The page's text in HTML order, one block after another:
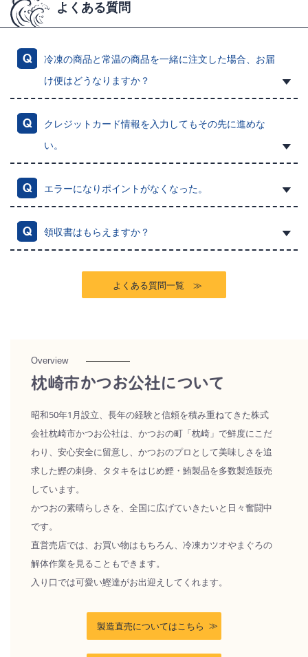
よくある質問
冷凍の商品と常温の商品を一緒に注文した場合、お届
け便はどうなりますか？
クレジットカード情報を入力してもその先に進めな
い。
エラーになりポイントがなくなった。
領収書はもらえますか？
よくある質問一覧 ≫
Overview
枕崎市かつお公社について
昭和50年1月設立、長年の経験と信頼を積み重ねてきた株式
会社枕崎市かつお公社は、かつおの町「枕崎」で鮮度にこだ
わり、安心安全に留意し、かつおのプロとして美味しさを追
求した鰹の刺身、タタキをはじめ鰹・鮪製品を多数製造販売
しています。
かつおの素晴らしさを、全国に広げていきたいと日々奮闘中
です。
直営売店では、お買い物はもちろん、冷凍カツオやまぐろの
解体作業を見ることもできます。
入り口では可愛い鰹達がお出迎えしてくれます。
製造直売についてはこちら